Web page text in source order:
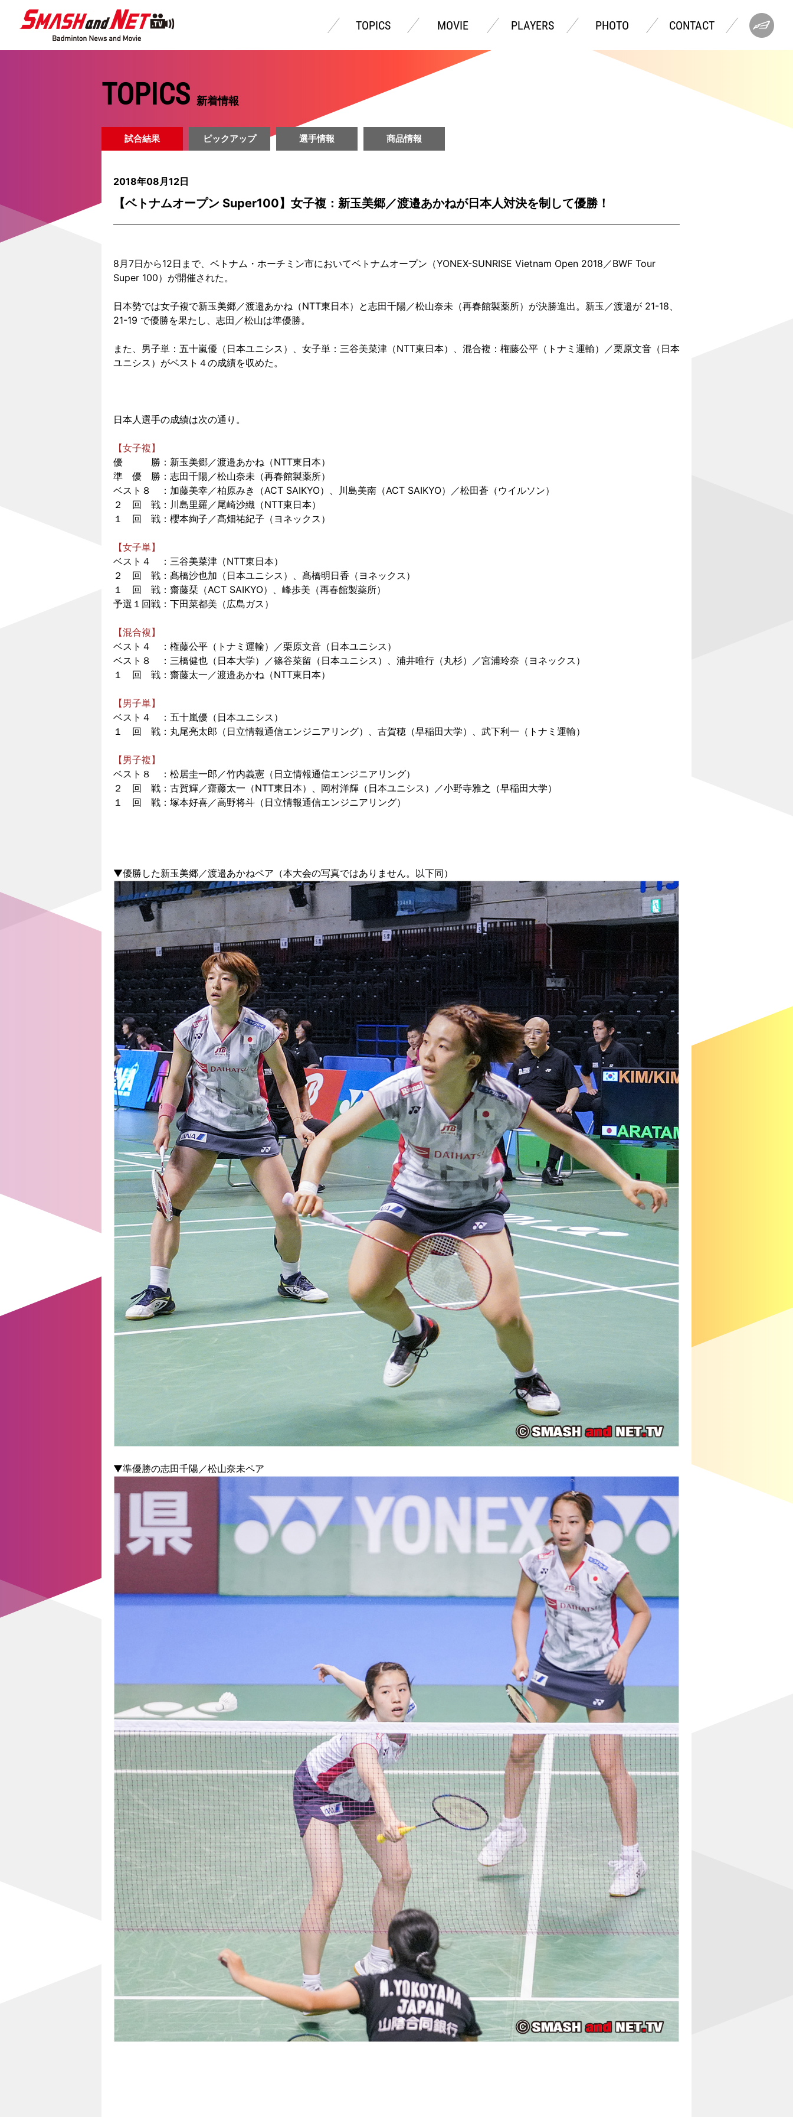
TOPICS MOVIE PLAYERS PHOTO CONTACT
TOPICS 新着情報
試合結果 ピックアップ 選手情報 商品情報
2018年08月12日
【ベトナムオープン Super100】女子複：新玉美郷／渡邉あかねが日本人対決を制して優勝！
8月7日から12日まで、ベトナム・ホーチミン市においてベトナムオープン（YONEX-SUNRISE Vietnam Open 2018／BWF Tour
Super 100）が開催された。
日本勢では女子複で新玉美郷／渡邉あかね（NTT東日本）と志田千陽／松山奈未（再春館製薬所）が決勝進出。新玉／渡邉が 21-18、
21-19 で優勝を果たし、志田／松山は準優勝。
また、男子単：五十嵐優（日本ユニシス）、女子単：三谷美菜津（NTT東日本）、混合複：権藤公平（トナミ運輸）／栗原文音（日本
ユニシス）がベスト４の成績を収めた。
日本人選手の成績は次の通り。
【女子複】
優 勝：新玉美郷／渡邉あかね（NTT東日本）
準 優 勝：志田千陽／松山奈未（再春館製薬所）
ベスト８ ：加藤美幸／柏原みき（ACT SAIKYO）、川島美南（ACT SAIKYO）／松田蒼（ウイルソン）
２ 回 戦：川島里羅／尾崎沙織（NTT東日本）
１ 回 戦：櫻本絢子／髙畑祐紀子（ヨネックス）
【女子単】
ベスト４ ：三谷美菜津（NTT東日本）
２ 回 戦：髙橋沙也加（日本ユニシス）、髙橋明日香（ヨネックス）
１ 回 戦：齋藤栞（ACT SAIKYO）、峰歩美（再春館製薬所）
予選１回戦：下田菜都美（広島ガス）
【混合複】
ベスト４ ：権藤公平（トナミ運輸）／栗原文音（日本ユニシス）
ベスト８ ：三橋健也（日本大学）／篠谷菜留（日本ユニシス）、浦井唯行（丸杉）／宮浦玲奈（ヨネックス）
１ 回 戦：齋藤太一／渡邉あかね（NTT東日本）
【男子単】
ベスト４ ：五十嵐優（日本ユニシス）
１ 回 戦：丸尾亮太郎（日立情報通信エンジニアリング）、古賀穂（早稲田大学）、武下利一（トナミ運輸）
【男子複】
ベスト８ ：松居圭一郎／竹内義憲（日立情報通信エンジニアリング）
２ 回 戦：古賀輝／齋藤太一（NTT東日本）、岡村洋輝（日本ユニシス）／小野寺雅之（早稲田大学）
１ 回 戦：塚本好喜／高野将斗（日立情報通信エンジニアリング）
▼優勝した新玉美郷／渡邉あかねペア（本大会の写真ではありません。以下同）
▼準優勝の志田千陽／松山奈未ペア